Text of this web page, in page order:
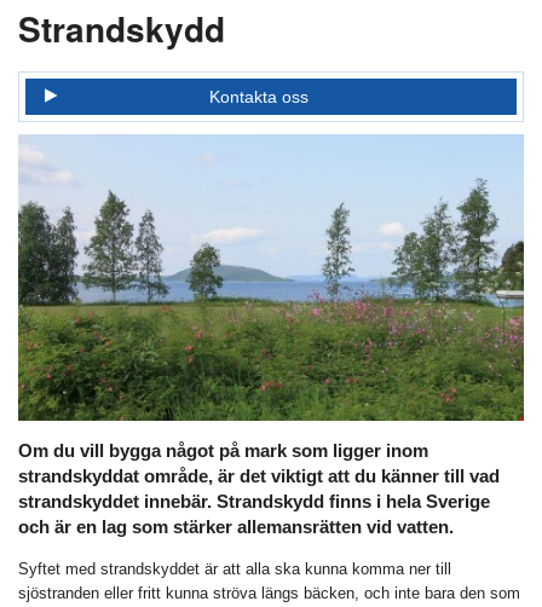
Strandskydd
Kontakta oss
Om du vill bygga något på mark som ligger inom
strandskyddat område, är det viktigt att du känner till vad
strandskyddet innebär. Strandskydd finns i hela Sverige
och är en lag som stärker allemansrätten vid vatten.
Syftet med strandskyddet är att alla ska kunna komma ner till
sjöstranden eller fritt kunna ströva längs bäcken, och inte bara den som